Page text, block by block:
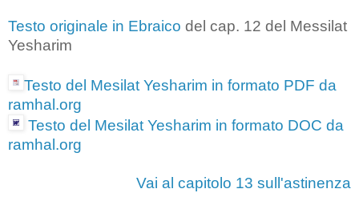
Testo originale in Ebraico del cap. 12 del Messilat
Yesharim
Testo del Mesilat Yesharim in formato PDF da
ramhal.org
Testo del Mesilat Yesharim in formato DOC da
ramhal.org
Vai al capitolo 13 sull'astinenza